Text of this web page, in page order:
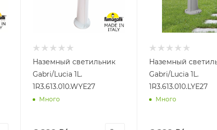
Наземный светильник
Gabri/Lucia 1L.
1R3.613.010.WYE27
Много
Наземный
Gabri/Lucia 1L.
1R3.613.010.LYE27
Много